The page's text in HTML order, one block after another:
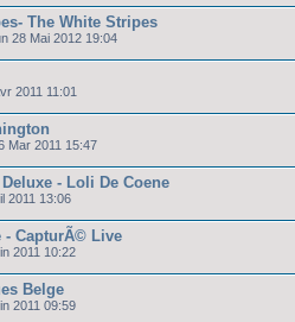
The White Stripes
28 Mai 2012 19:04
2011 11:01
Mar 2011 15:47
- Loli De Coene
2011 13:06
- CapturÃ© Live
2011 10:22
Belge
2011 09:59